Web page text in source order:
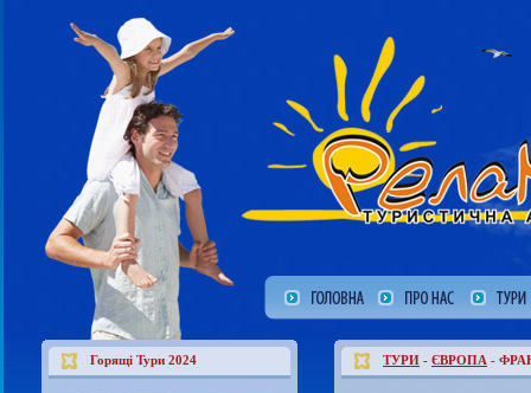
Горящі Тури 2024 ТУРИ - ЄВРОПА -